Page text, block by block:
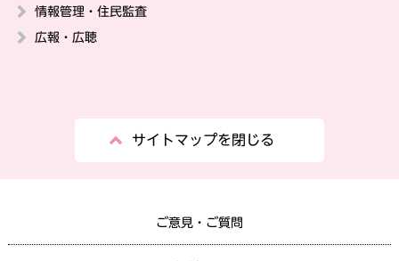
情報管理・住民監査
広報・広聴
サイトマップを閉じる
ご意見・ご質問